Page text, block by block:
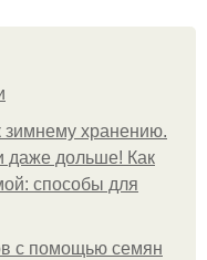
зимнему хранению.
даже дольше! Как
способы для
с помощью семян